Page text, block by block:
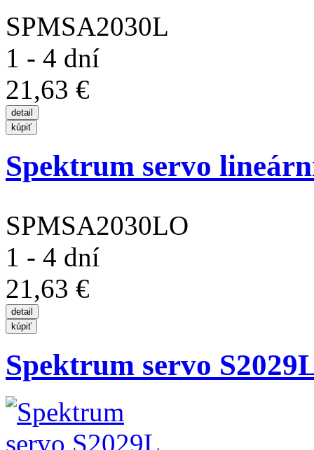
SPMSA2030L
1 - 4 dní
21,63 €
Spektrum servo
SPMSA2030LO
1 - 4 dní
21,63 €
Spektrum servo